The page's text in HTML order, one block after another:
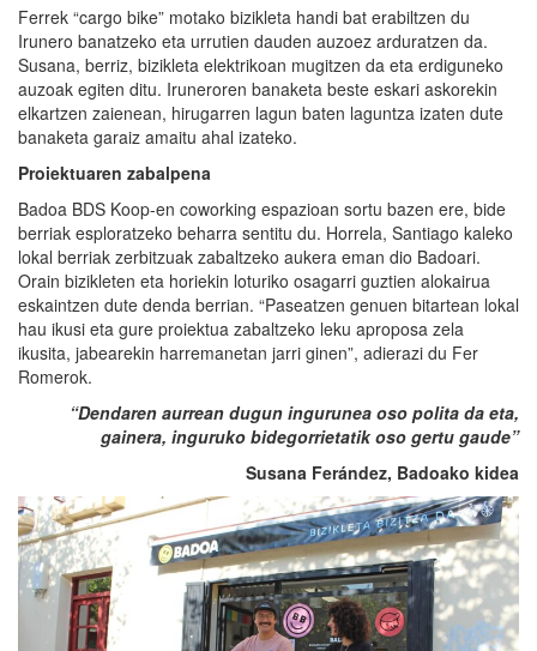
Ferrek “cargo bike” motako bizikleta handi bat erabiltzen du
Irunero banatzeko eta urrutien dauden auzoez arduratzen da.
Susana, berriz, bizikleta elektrikoan mugitzen da eta erdiguneko
auzoak egiten ditu. Iruneroren banaketa beste eskari askorekin
elkartzen zaienean, hirugarren lagun baten laguntza izaten dute
banaketa garaiz amaitu ahal izateko.
Proiektuaren zabalpena
Badoa BDS Koop-en coworking espazioan sortu bazen ere, bide
berriak esploratzeko beharra sentitu du. Horrela, Santiago kaleko
lokal berriak zerbitzuak zabaltzeko aukera eman dio Badoari.
Orain bizikleten eta horiekin loturiko osagarri guztien alokairua
eskaintzen dute denda berrian. “Paseatzen genuen bitartean lokal
hau ikusi eta gure proiektua zabaltzeko leku aproposa zela
ikusita, jabearekin harremanetan jarri ginen”, adierazi du Fer
Romerok.
“Dendaren aurrean dugun ingurunea oso polita da eta,
gainera, inguruko bidegorrietatik oso gertu gaude”
Susana Ferández, Badoako kidea